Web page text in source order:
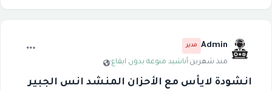
Admin مدير
منذ شهرين·أناشيد منوعة بدون ايقاع·
انشودة لايأس مع الأحزان المنشد انس الجبير